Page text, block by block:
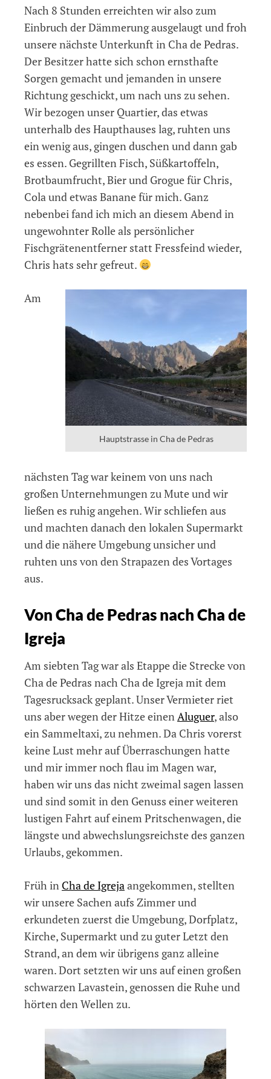
Nach 8 Stunden erreichten wir also zum
Einbruch der Dämmerung ausgelaugt und froh
unsere nächste Unterkunft in Cha de Pedras.
Der Besitzer hatte sich schon ernsthafte
Sorgen gemacht und jemanden in unsere
Richtung geschickt, um nach uns zu sehen.
Wir bezogen unser Quartier, das etwas
unterhalb des Haupthauses lag, ruhten uns
ein wenig aus, gingen duschen und dann gab
es essen. Gegrillten Fisch, Süßkartoffeln,
Brotbaumfrucht, Bier und Grogue für Chris,
Cola und etwas Banane für mich. Ganz
nebenbei fand ich mich an diesem Abend in
ungewohnter Rolle als persönlicher
Fischgrätenentferner statt Fressfeind wieder,
Chris hats sehr gefreut.
Hauptstrasse in Cha de Pedras
Am
nächsten Tag war keinem von uns nach
großen Unternehmungen zu Mute und wir
ließen es ruhig angehen. Wir schliefen aus
und machten danach den lokalen Supermarkt
und die nähere Umgebung unsicher und
ruhten uns von den Strapazen des Vortages
aus.
Von Cha de Pedras nach Cha de
Igreja
Am siebten Tag war als Etappe die Strecke von
Cha de Pedras nach Cha de Igreja mit dem
Tagesrucksack geplant. Unser Vermieter riet
uns aber wegen der Hitze einen Aluguer, also
ein Sammeltaxi, zu nehmen. Da Chris vorerst
keine Lust mehr auf Überraschungen hatte
und mir immer noch flau im Magen war,
haben wir uns das nicht zweimal sagen lassen
und sind somit in den Genuss einer weiteren
lustigen Fahrt auf einem Pritschenwagen, die
längste und abwechslungsreichste des ganzen
Urlaubs, gekommen.
Früh in Cha de Igreja angekommen, stellten
wir unsere Sachen aufs Zimmer und
erkundeten zuerst die Umgebung, Dorfplatz,
Kirche, Supermarkt und zu guter Letzt den
Strand, an dem wir übrigens ganz alleine
waren. Dort setzten wir uns auf einen großen
schwarzen Lavastein, genossen die Ruhe und
hörten den Wellen zu.